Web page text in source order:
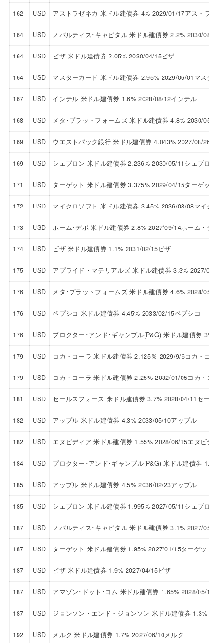
162 USD アストラゼネカ 米ドル建債券 4% 2029/01/17アストラ
164 USD ノバルティス･キャピタル 米ドル建債券 2.2% 2030/08/
164 USD ビザ 米ドル建債券 2.05% 2030/04/15ビザ
164 USD マスターカード 米ドル建債券 2.95% 2029/06/01マスタ
167 USD インテル 米ドル建債券 1.6% 2028/08/12インテル
168 USD メタ･プラットフォームズ 米ドル建債券 4.8% 2030/05/
169 USD ウエストパック銀行 米ドル建債券 4.043% 2027/08/26
169 USD シェブロン 米ドル建債券 2.236% 2030/05/11シェブロン
171 USD ターゲット 米ドル建債券 3.375% 2029/04/15ターゲット
172 USD マイクロソフト 米ドル建債券 3.45% 2036/08/08マイク
173 USD ホーム･デポ 米ドル建債券 2.8% 2027/09/14ホーム・デ
174 USD ビザ 米ドル建債券 1.1% 2031/02/15ビザ
175 USD アプライド・マテリアルズ 米ドル建債券 3.3% 2027/
176 USD メタ･プラットフォームズ 米ドル建債券 4.6% 2028/05/
176 USD ペプシコ 米ドル建債券 4.45% 2033/02/15ペプシコ
176 USD プロクター･アンド･ギャンブル(P&G) 米ドル建債券
179 USD コカ・コーラ 米ドル建債券 2.125％ 2029/9/6コカ・コ
179 USD コカ・コーラ 米ドル建債券 2.25% 2032/01/05コカ・コ
181 USD セールスフォース 米ドル建債券 3.7% 2028/04/11セー
182 USD アップル 米ドル建債券 4.3% 2033/05/10アップル
182 USD エヌビディア 米ドル建債券 1.55% 2028/06/15エヌビデ
184 USD プロクター･アンド･ギャンブル(P&G) 米ドル建債券
185 USD アップル 米ドル建債券 4.5% 2036/02/23アップル
185 USD シェブロン 米ドル建債券 1.995% 2027/05/11シェブロン
187 USD ノバルティス･キャピタル 米ドル建債券 3.1% 2027/05/
187 USD ターゲット 米ドル建債券 1.95% 2027/01/15ターゲット
187 USD ビザ 米ドル建債券 1.9% 2027/04/15ビザ
187 USD アマゾン･ドット･コム 米ドル建債券 1.65% 2028/05/12
187 USD ジョンソン・エンド・ジョンソン 米ドル建債券 1.3%
192 USD メルク 米ドル建債券 1.7% 2027/06/10メルク